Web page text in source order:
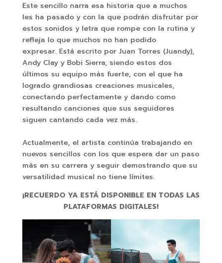
Este sencillo narra esa historia que a muchos
les ha pasado y con la que podrán disfrutar por
estos sonidos y letra que rompe con la rutina y
refleja lo que muchos no han podido
expresar. Está escrito por Juan Torres (Juandy),
Andy Clay y Bobi Sierra, siendo estos dos
últimos su equipo más fuerte, con el que ha
logrado grandiosas creaciones musicales,
conectando perfectamente y dando como
resultando canciones que sus seguidores
siguen cantando cada vez más.
Actualmente, el artista continúa trabajando en
nuevos sencillos con los que espera dar un paso
más en su carrera y seguir demostrando que su
versatilidad musical no tiene límites.
¡RECUERDO YA ESTÁ DISPONIBLE EN TODAS LAS
PLATAFORMAS DIGITALES!